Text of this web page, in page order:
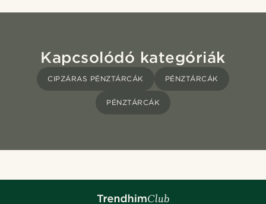
Kapcsolódó kategóriák
CIPZÁRAS PÉNZTÁRCÁK PÉNZTÁRCÁK
PÉNZTÁRCÁK